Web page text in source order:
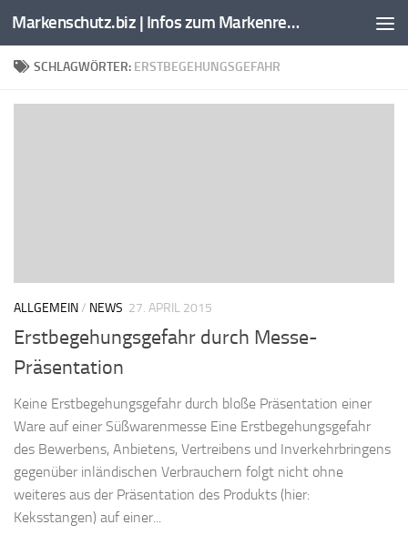
Zum Inhalt springen Markenschutz.biz | Infos zum Markenrecht, Kennzeichenrecht
SCHLAGWÖRTER: ERSTBEGEHUNGSGEFAHR
ALLGEMEIN/ NEWS 27. APRIL 2015
Erstbegehungsgefahr durch Messe-
Präsentation
Keine Erstbegehungsgefahr durch bloße Präsentation einer
Ware auf einer Süßwarenmesse Eine Erstbegehungsgefahr
des Bewerbens, Anbietens, Vertreibens und Inverkehrbringens
gegenüber inländischen Verbrauchern folgt nicht ohne
weiteres aus der Präsentation des Produkts (hier:
Keksstangen) auf einer...